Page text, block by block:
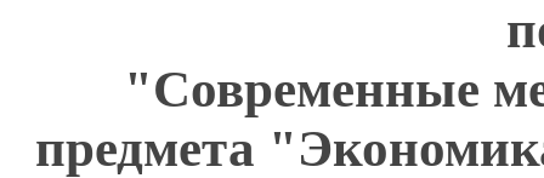
"Современные
предмета